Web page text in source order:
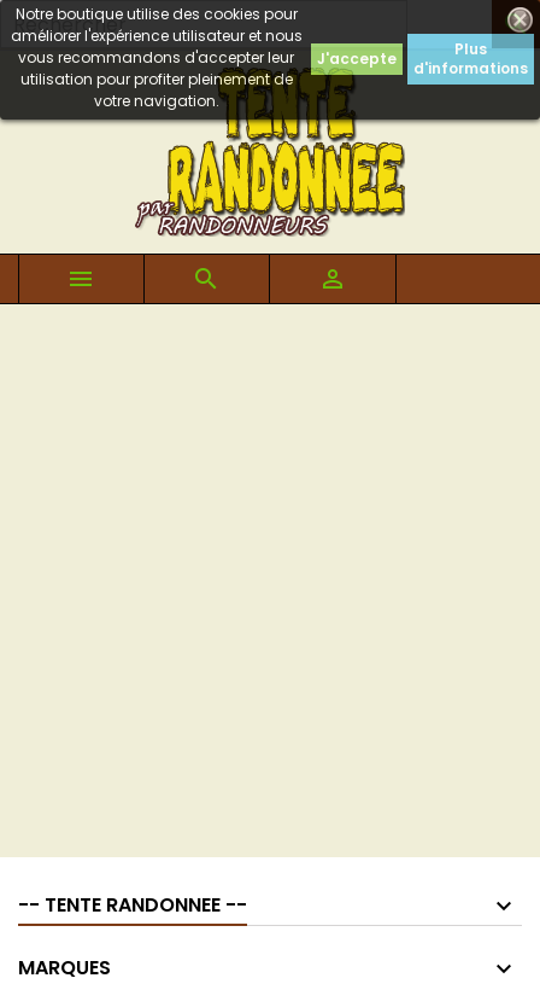

Notre boutique utilise des cookies pour
améliorer l'expérience utilisateur et nous
vous recommandons d'accepter leur
utilisation pour profiter pleinement de
votre navigation.
J'accepte
Plus
d'informations
  
-- TENTE RANDONNEE --
MARQUES